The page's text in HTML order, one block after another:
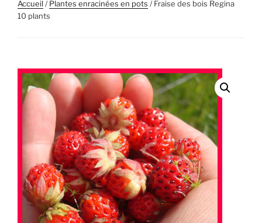
Accueil/Plantes enracinées en pots / Fraise des bois Regina
10 plants